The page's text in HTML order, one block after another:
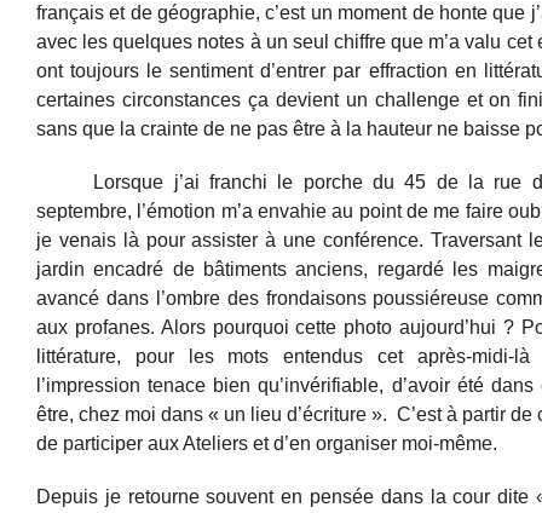
français et de géographie, c’est un moment de honte que
avec les quelques notes à un seul chiffre que m’a valu cet
ont toujours le sentiment d’entrer par effraction en
certaines circonstances ça devient un challenge et on
sans que la crainte de ne pas être à la hauteur ne baisse
Lorsque j’ai franchi le porche du 45 de la rue
septembre, l’émotion m’a envahie au point de me faire
je venais là pour assister à une conférence. Traversant
jardin encadré de bâtiments anciens, regardé les
avancé dans l’ombre des frondaisons poussiéreuse
aux profanes. Alors pourquoi cette photo aujourd’hui ?
littérature, pour les mots entendus cet après-midi-
l’impression tenace bien qu’invérifiable, d’avoir été
être, chez moi dans « un lieu d’écriture ». C’est à partir de
de participer aux Ateliers et d’en organiser moi-même.
Depuis je retourne souvent en pensée dans la cour dite